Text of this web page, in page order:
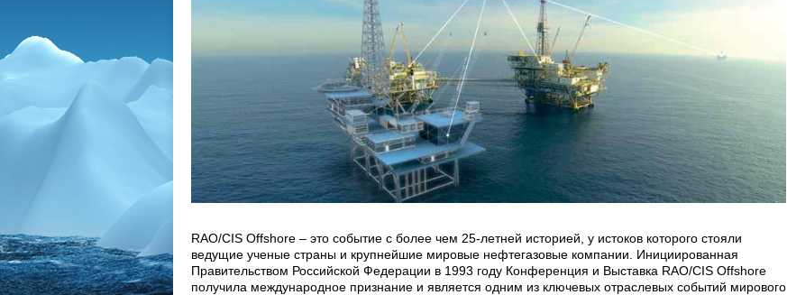
RAO/CIS Offshore – это событие с более чем 25-летней историей, у истоков которого стояли
ведущие ученые страны и крупнейшие мировые нефтегазовые компании. Инициированная
Правительством Российской Федерации в 1993 году Конференция и Выставка RAO/CIS Offshore
получила международное признание и является одним из ключевых отраслевых событий мирового